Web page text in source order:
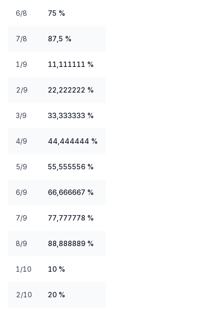
6/8 75 %
7/8 87,5 %
1/9 11,111111 %
2/9 22,222222 %
3/9 33,333333 %
4/9 44,444444 %
5/9 55,555556 %
6/9 66,666667 %
7/9 77,777778 %
8/9 88,888889 %
1/10 10 %
2/10 20 %